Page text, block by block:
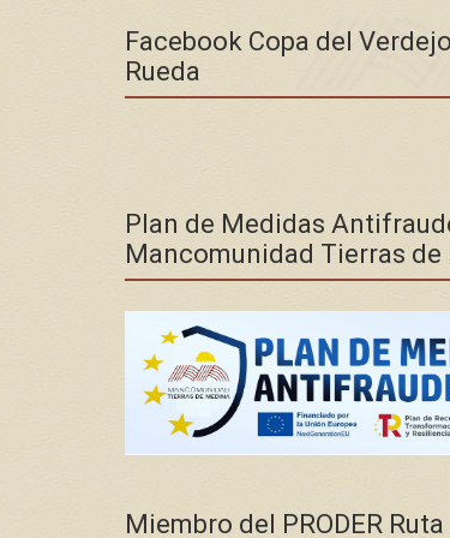
Facebook Copa del Verdejo
Rueda
Plan de Medidas
Mancomunidad Tierras de
Miembro del PRODER Ruta